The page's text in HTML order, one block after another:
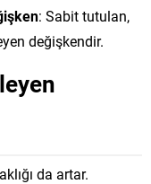
: Sabit tutulan,
değişkendir.
da artar.